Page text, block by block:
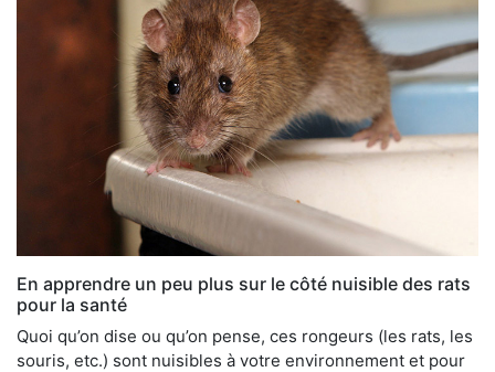
En apprendre un peu plus sur le côté nuisible des rats
pour la santé
Quoi qu’on dise ou qu’on pense, ces rongeurs (les rats, les
souris, etc.) sont nuisibles à votre environnement et pour